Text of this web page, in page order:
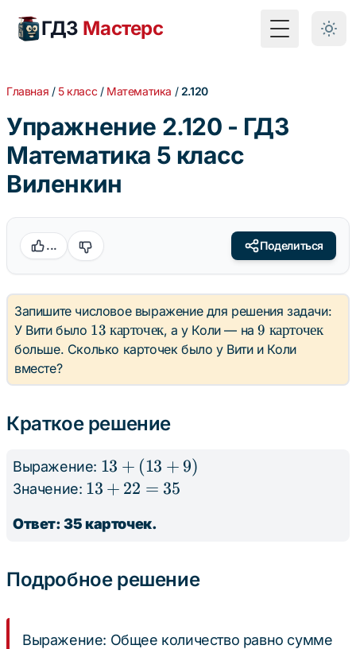
ГДЗ Мастерс Toggle Menu
Главная / 5 класс / Математика / 2.120
Упражнение 2.120 - ГДЗ
Математика 5 класс
Виленкин
... Поделиться
Запишите числовое выражение для решения задачи:
У Вити было 13 \text{
карточек}
13 карточек, а у Коли — на9 \text{
карточек}
9 карточек
больше. Сколько карточек было у Вити и Коли
вместе?
Краткое решение
Выражение: 13
+
+
13 + (13 + 9)
Значение: 13
22
35
13 + 22 = 35
Ответ: 35 карточек.
Подробное решение
Выражение: Общее количество равно сумме